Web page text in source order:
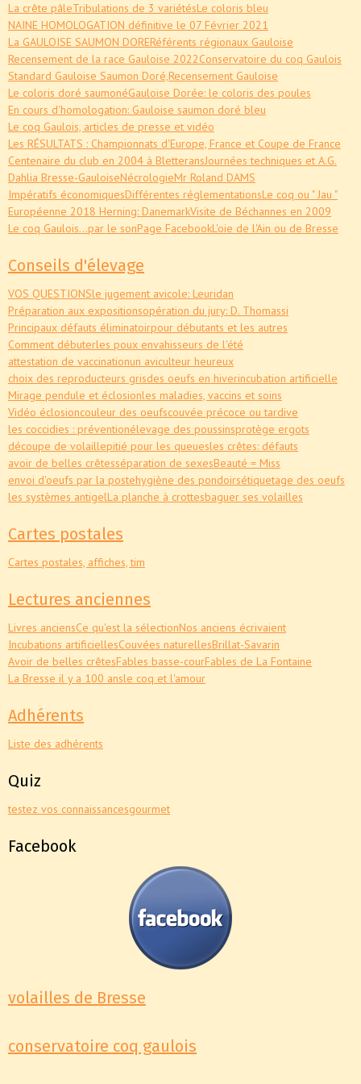
La crête pâleTribulations de 3 variétésLe coloris bleu
NAINE HOMOLOGATION définitive le 07 Février 2021
La GAULOISE SAUMON DORERéférents régionaux Gauloise
Recensement de la race Gauloise 2022Conservatoire du coq Gaulois
Standard Gauloise Saumon Doré,Recensement Gauloise
Le coloris doré saumonéGauloise Dorée: le coloris des poules
En cours d'homologation: Gauloise saumon doré bleu
Le coq Gaulois, articles de presse et vidéo
Les RÉSULTATS : Championnats d'Europe, France et Coupe de France
Centenaire du club en 2004 à BletteransJournées techniques et A.G.
Dahlia Bresse-GauloiseNécrologieMr Roland DAMS
Impératifs économiquesDifférentes réglementationsLe coq ou " Jau "
Européenne 2018 Herning: DanemarkVisite de Béchannes en 2009
Le coq Gaulois...par le sonPage FacebookL'oie de l'Ain ou de Bresse
Conseils d'élevage
VOS QUESTIONSle jugement avicole: Leuridan
Préparation aux expositionsopération du jury: D. Thomassi
Principaux défauts éliminatoirpour débutants et les autres
Comment débuterles poux envahisseurs de l'été
attestation de vaccinationun aviculteur heureux
choix des reproducteurs grisdes oeufs en hiverincubation artificielle
Mirage pendule et éclosionles maladies, vaccins et soins
Vidéo éclosioncouleur des oeufscouvée précoce ou tardive
les coccidies : préventionélevage des poussinsprotège ergots
découpe de volaillepitié pour les queuesles crêtes: défauts
avoir de belles crêtesséparation de sexesBeauté = Miss
envoi d'oeufs par la postehygiène des pondoirsétiquetage des oeufs
les systèmes antigelLa planche à crottesbaguer ses volailles
Cartes postales
Cartes postales, affiches, tim
Lectures anciennes
Livres anciensCe qu'est la sélectionNos anciens écrivaient
Incubations artificiellesCouvées naturellesBrillat-Savarin
Avoir de belles crêtesFables basse-courFables de La Fontaine
La Bresse il y a 100 ansle coq et l'amour
Adhérents
Liste des adhérents
Quiz
testez vos connaissancesgourmet
Facebook
volailles de Bresse
conservatoire coq gaulois